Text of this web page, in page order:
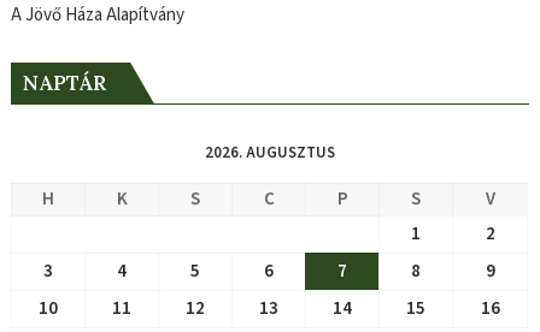
A Jövő Háza Alapítvány
NAPTÁR
2026. AUGUSZTUS
H K S C P S
V
1
2
3
4 5 6 7 8
9
10
11 12 13 14 15
16